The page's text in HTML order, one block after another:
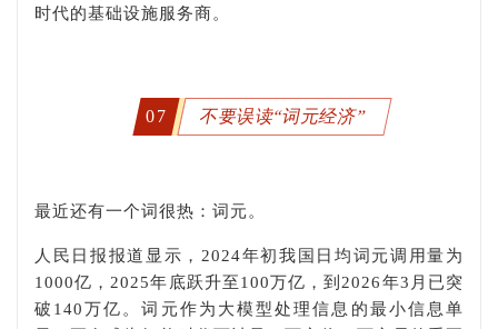
时代的基础设施服务商。
07 不要误读“词元经济”
最近还有一个词很热：词元。
人民日报报道显示，2024年初我国日均词元调用量为
1000亿，2025年底跃升至100万亿，到2026年3月已突
破140万亿。词元作为大模型处理信息的最小信息单